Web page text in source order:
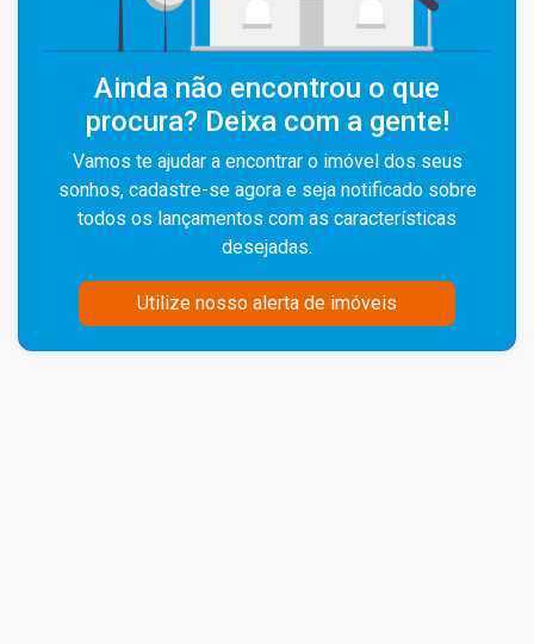
Ainda não encontrou o que
procura? Deixa com a gente!
Vamos te ajudar a encontrar o imóvel dos seus
sonhos, cadastre-se agora e seja notificado sobre
todos os lançamentos com as características
desejadas.
Utilize nosso alerta de imóveis